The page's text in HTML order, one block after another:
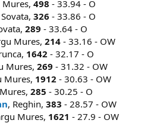
Mures, 498 - 33.94 - O
326 - 33.86 - O
289 - 33.64 - O
Mures, 214 - 33.16 - OW
1642 - 32.17 - O
Mures, 269 - 31.32 - OW
Mures, 1912 - 30.63 - OW
285 - 30.25 - O
, Reghin, 383 - 28.57 - OW
Mures, 1621 - 27.9 - OW